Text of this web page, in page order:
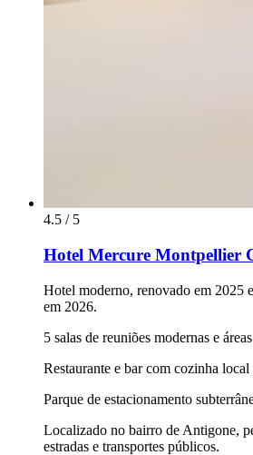
4.5 / 5
Hotel Mercure Montpellier
Hotel moderno, renovado em 2025
em 2026.
5 salas de reuniões modernas e
Restaurante e bar com cozinha local
Parque de estacionamento
Localizado no bairro de Antigone,
estradas e transportes públicos.